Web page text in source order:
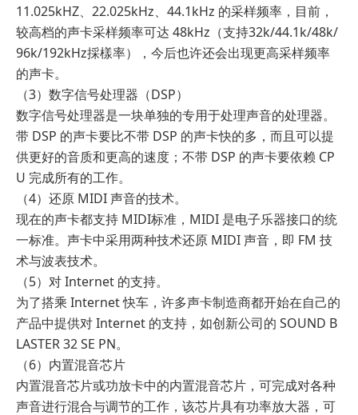
11.025kHZ、22.025kHz、44.1kHz 的采样频率，目前，
较高档的声卡采样频率可达 48kHz（支持32k/44.1k/48k/
96k/192kHz採樣率），今后也许还会出现更高采样频率
的声卡。
（3）数字信号处理器（DSP）
数字信号处理器是一块单独的专用于处理声音的处理器。
带 DSP 的声卡要比不带 DSP 的声卡快的多，而且可以提
供更好的音质和更高的速度；不带 DSP 的声卡要依赖 CP
U 完成所有的工作。
（4）还原 MIDI 声音的技术。
现在的声卡都支持 MIDI标准，MIDI 是电子乐器接口的统
一标准。声卡中采用两种技术还原 MIDI 声音，即 FM 技
术与波表技术。
（5）对 Internet 的支持。
为了搭乘 Internet 快车，许多声卡制造商都开始在自己的
产品中提供对 Internet 的支持，如创新公司的 SOUND B
LASTER 32 SE PN。
（6）内置混音芯片
内置混音芯片或功放卡中的内置混音芯片，可完成对各种
声音进行混合与调节的工作，该芯片具有功率放大器，可